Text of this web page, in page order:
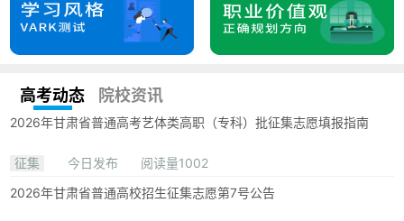
高考动态 院校资讯
2026年甘肃省普通高考艺体类高职（专科）批征集志愿填报指南
征集 今日发布
阅读量1002
2026年甘肃省普通高校招生征集志愿第7号公告